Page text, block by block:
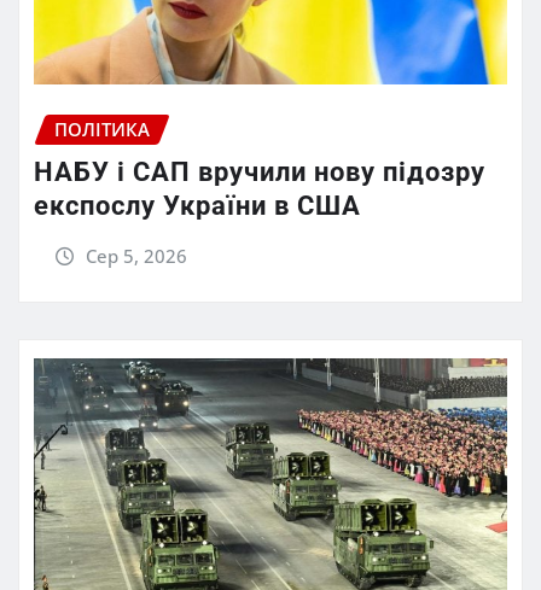
ПОЛІТИКА
НАБУ і САП вручили нову підозру
експослу України в США
Сер 5, 2026